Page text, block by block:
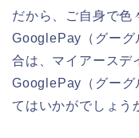
だから、ご自身で色
GooglePay（グーグ
合は、マイアースデ
GooglePay（グーグ
てはいかがでしょう